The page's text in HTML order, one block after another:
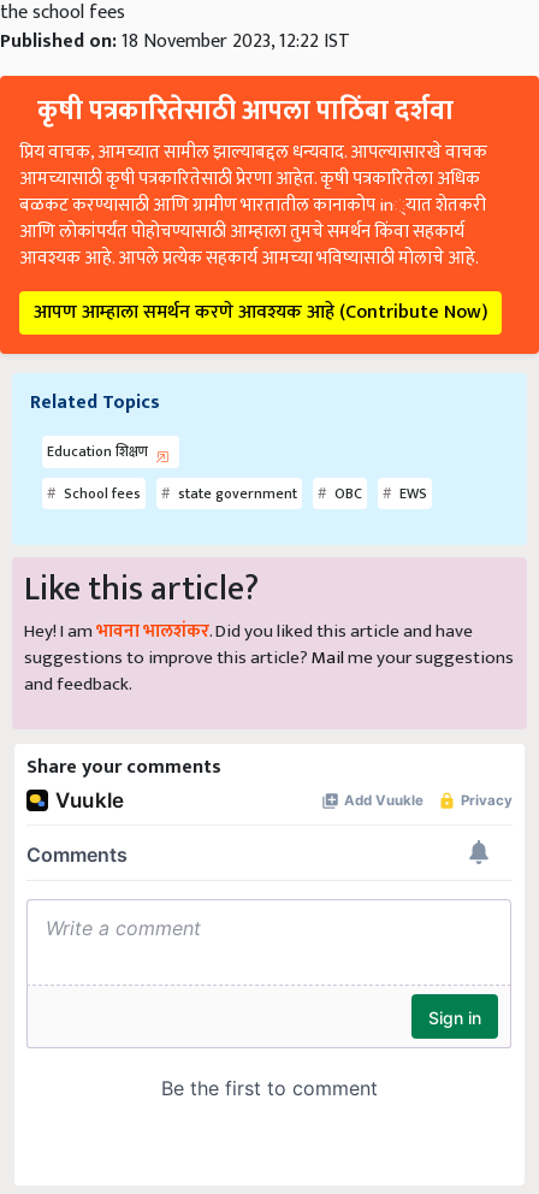
the school fees
Published on:18 November 2023, 12:22 IST
कृषी पत्रकारितेसाठी आपला पाठिंबा दर्शवा
प्रिय वाचक, आमच्यात सामील झाल्याबद्दल धन्यवाद. आपल्यासारखे वाचक
आमच्यासाठी कृषी पत्रकारितेसाठी प्रेरणा आहेत. कृषी पत्रकारितेला अधिक
बळकट करण्यासाठी आणि ग्रामीण भारतातील कानाकोप in्यात शेतकरी
आणि लोकांपर्यंत पोहोचण्यासाठी आम्हाला तुमचे समर्थन किंवा सहकार्य
आवश्यक आहे. आपले प्रत्येक सहकार्य आमच्या भविष्यासाठी मोलाचे आहे.
आपण आम्हाला समर्थन करणे आवश्यक आहे (Contribute Now)
Related Topics
Education शिक्षण
School fees
state government OBC EWS
Like this article?
Hey! I amभावना भालशंकर. Did you liked this article and have
suggestions to improve this article?Mailme your suggestions
and feedback.
Share your comments